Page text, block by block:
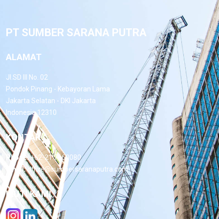
PT SUMBER SARANA PUTRA
ALAMAT
Jl.SD III No. 02
Pondok Pinang - Kebayoran Lama
Jakarta Selatan - DKI Jakarta
Indonesia 12310
KONTAK
Phone: +62-21 7660080
Email:office@sumbersaranaputra.com
IKUTI KAMI